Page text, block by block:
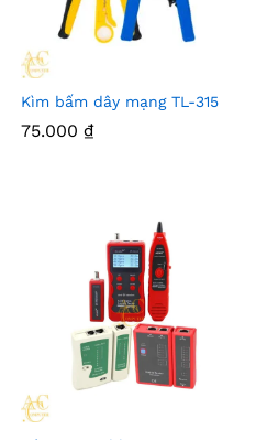
Kìm bấm dây mạng TL-315
75.000 ₫